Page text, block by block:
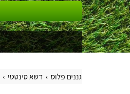
גננים פלוס דשא סינטטי